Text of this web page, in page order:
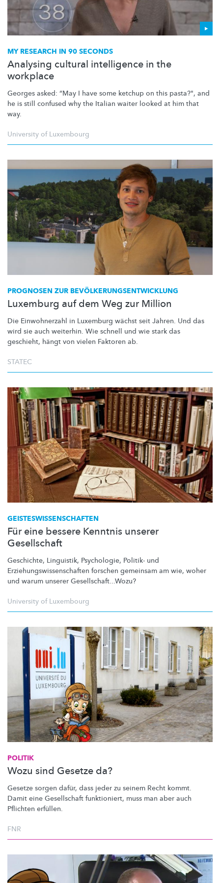
MY RESEARCH IN 90 SECONDS
Analysing cultural intelligence in the
workplace
Georges asked: “May I have some ketchup on this pasta?", and
he is still confused why the Italian waiter looked at him that
way.
University of Luxembourg
PROGNOSEN ZUR BEVÖLKERUNGSENTWICKLUNG
Luxemburg auf dem Weg zur Million
Die Einwohnerzahl in Luxemburg wächst seit Jahren. Und das
wird sie auch weiterhin. Wie schnell und wie stark das
geschieht, hängt von vielen Faktoren ab.
STATEC
GEISTESWISSENSCHAFTEN
Für eine bessere Kenntnis unserer
Gesellschaft
Geschichte, Linguistik, Psychologie, Politik- und
Erziehungswissenschaften forschen gemeinsam am wie, woher
und warum unserer Gesellschaft...Wozu?
University of Luxembourg
POLITIK
Wozu sind Gesetze da?
Gesetze sorgen dafür, dass jeder zu seinem Recht kommt.
Damit eine Gesellschaft funktioniert, muss man aber auch
Pflichten erfüllen.
FNR